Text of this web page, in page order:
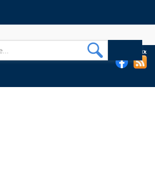
de l'EHESP sur les réseaux sociaux